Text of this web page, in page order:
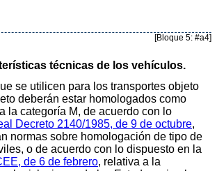
[Bloque 5: #a4]
técnicas de los vehículos.
se utilicen para los transportes objeto
deberán estar homologados como
la categoría M, de acuerdo con lo
Decreto 2140/1985, de 9 de octubre,
normas sobre homologación de tipo de
o de acuerdo con lo dispuesto en la
de 6 de febrero, relativa a la